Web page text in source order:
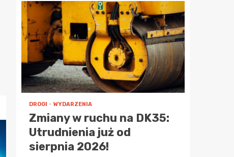
DROGI WYDARZENIA
Zmiany w ruchu na DK35:
Utrudnienia już od
sierpnia 2026!